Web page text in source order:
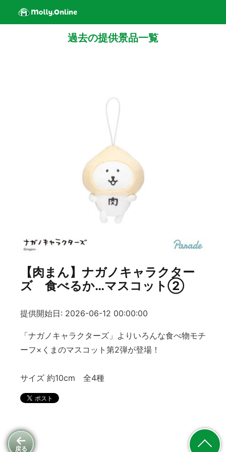
戻る
過去の提供景品一覧
【肉まん】ナガノキャラクター
ズ 食べるか…マスコット②
提供開始日: 2026-06-12 00:00:00
「ナガノキャラクターズ」よりいろんな食べ物モチ
ーフ×くまのマスコット第2弾が登場！
サイズ 約10cm 全4種